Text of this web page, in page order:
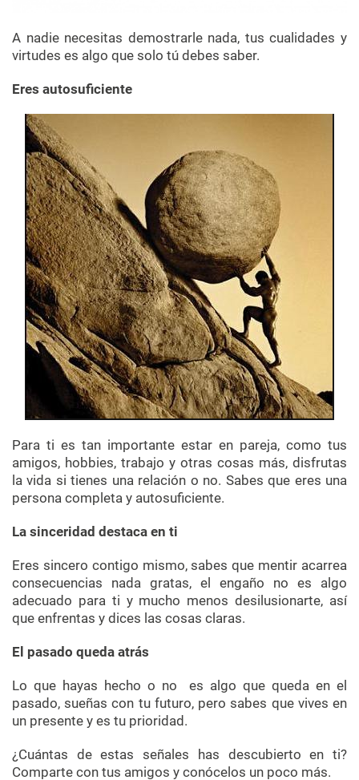
A nadie necesitas demostrarle nada, tus cualidades y
virtudes es algo que solo tú debes saber.
Eres autosuficiente
Para ti es tan importante estar en pareja, como tus
amigos, hobbies, trabajo y otras cosas más, disfrutas
la vida si tienes una relación o no. Sabes que eres una
persona completa y autosuficiente.
La sinceridad destaca en ti
Eres sincero contigo mismo, sabes que mentir acarrea
consecuencias nada gratas, el engaño no es algo
adecuado para ti y mucho menos desilusionarte, así
que enfrentas y dices las cosas claras.
El pasado queda atrás
Lo que hayas hecho o no es algo que queda en el
pasado, sueñas con tu futuro, pero sabes que vives en
un presente y es tu prioridad.
¿Cuántas de estas señales has descubierto en ti?
Comparte con tus amigos y conócelos un poco más.